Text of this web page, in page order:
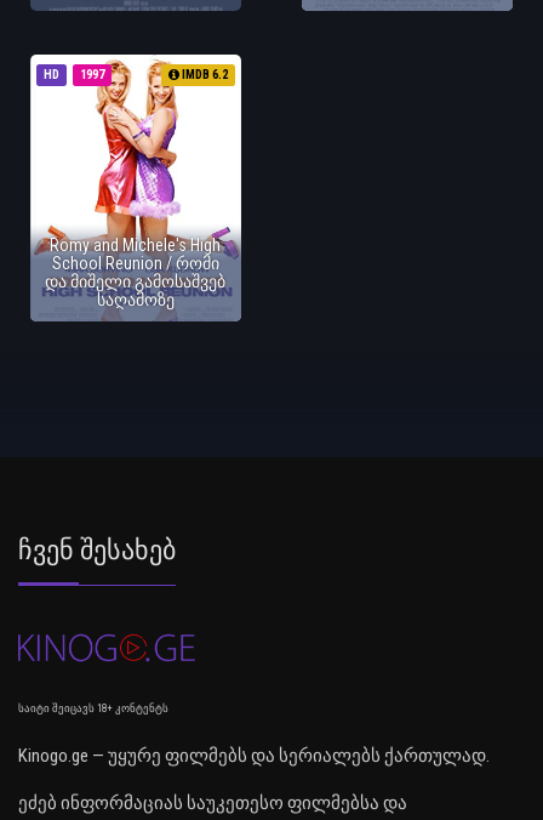
HD 1997 IMDB 6.2
Romy and Michele's High
School Reunion / რომი
და მიშელი გამოსაშვებ
საღამოზე
Ჩვენ Შესახებ
საიტი შეიცავს 18+ კონტენტს
Kinogo.ge — უყურე ფილმებს და სერიალებს ქართულად.
ეძებ ინფორმაციას საუკეთესო ფილმებსა და